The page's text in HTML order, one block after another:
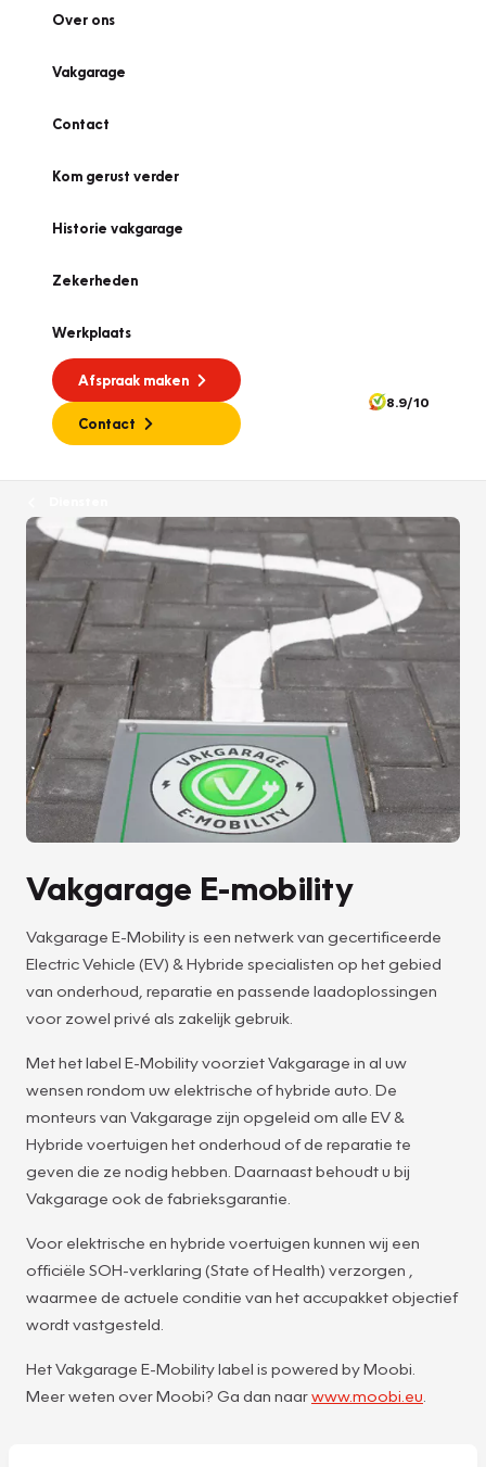
Over ons
Vakgarage
Contact
Kom gerust verder
Historie vakgarage
Zekerheden
Werkplaats
Afspraak maken
Contact
8.9/10
Vakgarage E-mobility
Vakgarage E-Mobility is een netwerk van gecertificeerde
Electric Vehicle (EV) & Hybride specialisten op het gebied
van onderhoud, reparatie en passende laadoplossingen
voor zowel privé als zakelijk gebruik.
Met het label E-Mobility voorziet Vakgarage in al uw
wensen rondom uw elektrische of hybride auto. De
monteurs van Vakgarage zijn opgeleid om alle EV &
Hybride voertuigen het onderhoud of de reparatie te
geven die ze nodig hebben. Daarnaast behoudt u bij
Vakgarage ook de fabrieksgarantie.
Voor elektrische en hybride voertuigen kunnen wij een
officiële SOH-verklaring (State of Health) verzorgen ,
waarmee de actuele conditie van het accupakket objectief
wordt vastgesteld.
Het Vakgarage E-Mobility label is powered by Moobi.
Meer weten over Moobi? Ga dan naarwww.moobi.eu